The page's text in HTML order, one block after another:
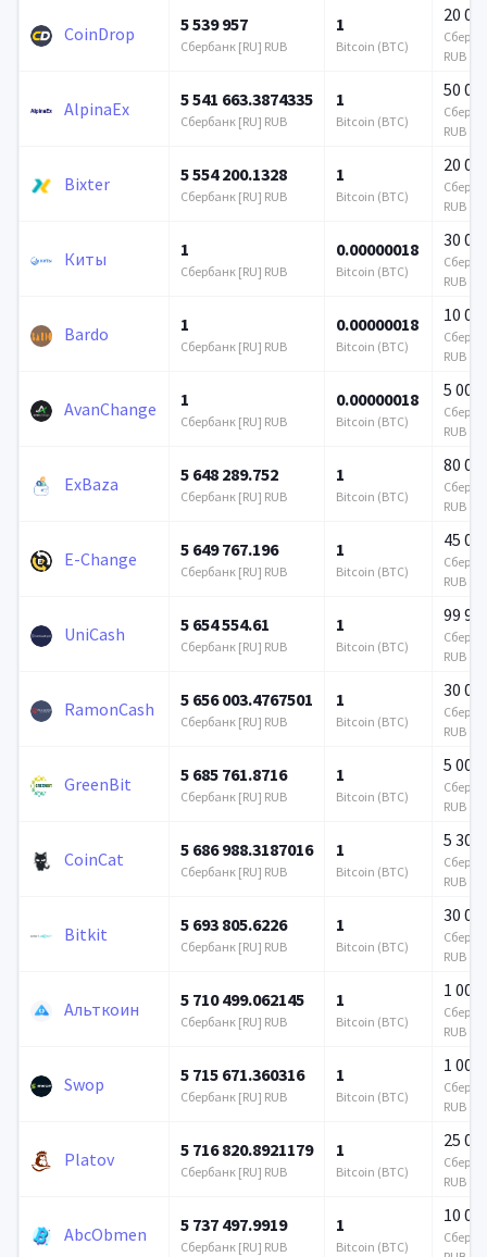
CoinDrop 5 539 957
Сбербанк [RU] RUB
1
Bitcoin (BTC)
20
RUB
AlpinaEx 5 541 663.3874335
Сбербанк [RU] RUB
1
Bitcoin (BTC)
50
RUB
Bixter 5 554 200.1328
Сбербанк [RU] RUB
1
Bitcoin (BTC)
20
RUB
Киты 1
Сбербанк [RU] RUB
0.00000018
Bitcoin (BTC)
30
RUB
Bardo 1
Сбербанк [RU] RUB
0.00000018
Bitcoin (BTC)
10
RUB
AvanChange 1
Сбербанк [RU] RUB
0.00000018
Bitcoin (BTC)
5 000
RUB
ExBaza 5 648 289.752
Сбербанк [RU] RUB
1
Bitcoin (BTC)
80
RUB
E-Change 5 649 767.196
Сбербанк [RU] RUB
1
Bitcoin (BTC)
45
RUB
UniCash 5 654 554.61
Сбербанк [RU] RUB
1
Bitcoin (BTC)
99
RUB
RamonCash 5 656 003.4767501
Сбербанк [RU] RUB
1
Bitcoin (BTC)
30
RUB
GreenBit 5 685 761.8716
Сбербанк [RU] RUB
1
Bitcoin (BTC)
5 000
RUB
CoinCat 5 686 988.3187016
Сбербанк [RU] RUB
1
Bitcoin (BTC)
5 300
RUB
Bitkit 5 693 805.6226
Сбербанк [RU] RUB
1
Bitcoin (BTC)
30
RUB
Альткоин 5 710 499.062145
Сбербанк [RU] RUB
1
Bitcoin (BTC)
1 000
RUB
Swop 5 715 671.360316
Сбербанк [RU] RUB
1
Bitcoin (BTC)
1 000
RUB
Platov 5 716 820.8921179
Сбербанк [RU] RUB
1
Bitcoin (BTC)
25
RUB
AbcObmen 5 737 497.9919
Сбербанк [RU] RUB
1
Bitcoin (BTC)
10